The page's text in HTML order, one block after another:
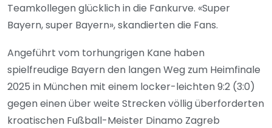
Teamkollegen glücklich in die Fankurve. «Super
Bayern, super Bayern», skandierten die Fans.
Angeführt vom torhungrigen Kane haben
spielfreudige Bayern den langen Weg zum Heimfinale
2025 in München mit einem locker-leichten 9:2 (3:0)
gegen einen über weite Strecken völlig überforderten
kroatischen Fußball-Meister Dinamo Zagreb